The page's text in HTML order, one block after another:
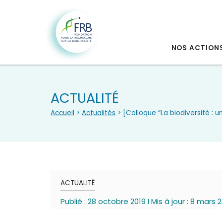
NOS
ACTUALITÉ
Accueil > Actualités > [Colloque “La biodiversité :
ACTUALITÉ
Publié : 28 octobre 2019 I Mis à jour : 8 mars